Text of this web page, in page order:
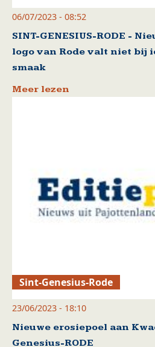
06/07/2023 - 08:52
SINT-GENESIUS-RODE -
logo van Rode valt niet bij
smaak
Meer lezen
Sint-Genesius-Rode
23/06/2023 - 18:10
Nieuwe erosiepoel aan
Genesius-RODE